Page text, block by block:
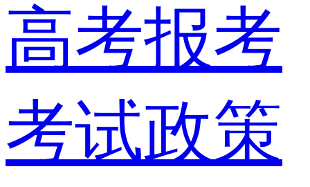
高考报考
考试政策